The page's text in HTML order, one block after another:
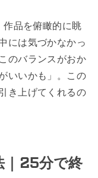
作品を俯瞰的に眺
には気づかなかっ
のバランスがおか
いいかも」。この
き上げてくれるの
｜25分で終